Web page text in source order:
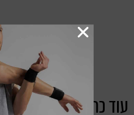
עוד כתבות מקטגוריית: